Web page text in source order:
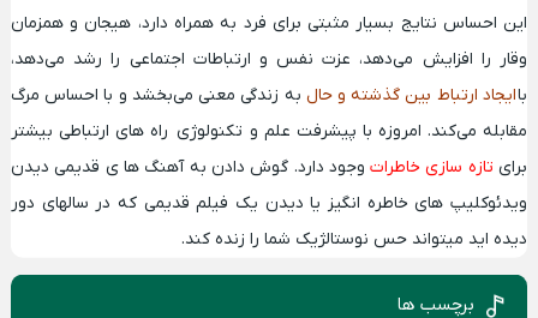
این احساس نتایج بسیار مثبتی برای فرد به همراه دارد، هیجان و همزمان
وقار را افزایش می‌دهد، عزت نفس و ارتباطات اجتماعی را رشد می‌دهد،
باایجاد ارتباط بین گذشته و حال به زندگی معنی می‌بخشد و با احساس مرگ
مقابله می‌کند. امروزه با پیشرفت علم و تکنولوژی راه های ارتباطی بیشتر
برای تازه سازی خاطراتوجود دارد. گوش دادن بهآهنگ ها ی قدیمیدیدن
ویدئوکلیپ های خاطره انگیز یا دیدن یک فیلم قدیمی که در سالهای دور
دیده اید میتواند حس نوستالژیک شما را زنده کند.
برچسب ها